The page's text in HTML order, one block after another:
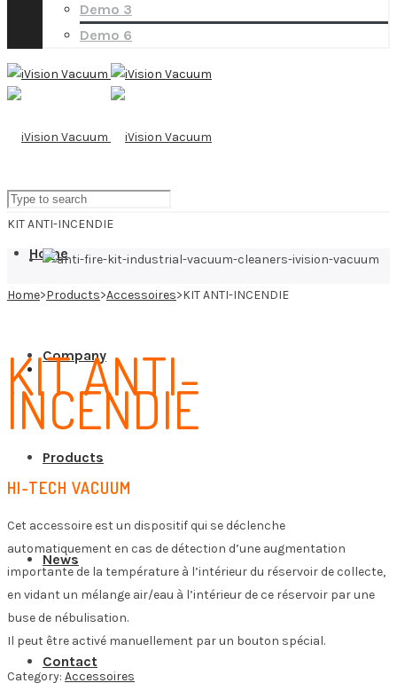
Demo 3
Demo 6
Home
Company
Products
News
Contact
KIT ANTI-INCENDIE
Home>Products>Accessoires>KIT ANTI-INCENDIE
KIT ANTI-
INCENDIE
HI-TECH VACUUM
Cet accessoire est un dispositif qui se déclenche
automatiquement en cas de détection d’une augmentation
importante de la température à l’intérieur du réservoir de collecte,
en vidant un mélange air/eau à l’intérieur de ce réservoir par une
buse de nébulisation.
Il peut être activé manuellement par un bouton spécial.
Category: Accessoires